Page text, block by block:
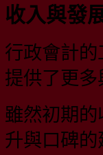
收入與發
行政會計
提供了更
雖然初期
升與口碑的